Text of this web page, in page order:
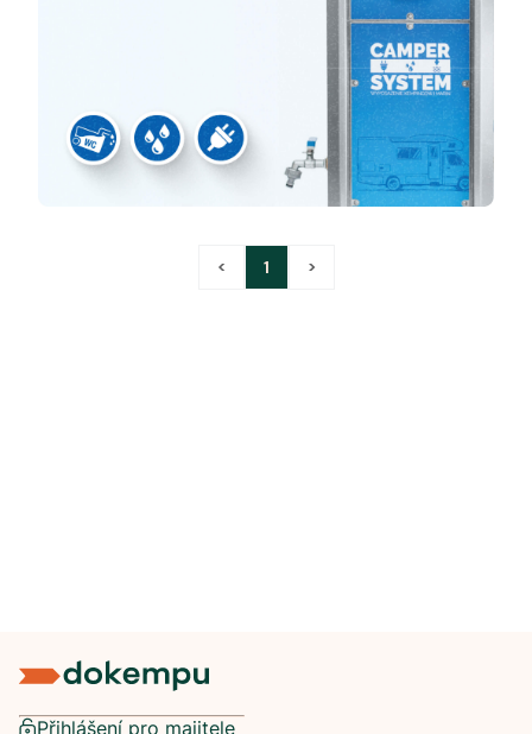
< 1 >
Přihlášení pro majitele